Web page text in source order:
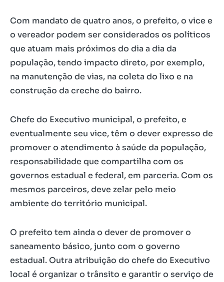
Com mandato de quatro anos, o prefeito, o vice e
o vereador podem ser considerados os políticos
que atuam mais próximos do dia a dia da
população, tendo impacto direto, por exemplo,
na manutenção de vias, na coleta do lixo e na
construção da creche do bairro.
Chefe do Executivo municipal, o prefeito, e
eventualmente seu vice, têm o dever expresso de
promover o atendimento à saúde da população,
responsabilidade que compartilha com os
governos estadual e federal, em parceria. Com os
mesmos parceiros, deve zelar pelo meio
ambiente do território municipal.
O prefeito tem ainda o dever de promover o
saneamento básico, junto com o governo
estadual. Outra atribuição do chefe do Executivo
local é organizar o trânsito e garantir o serviço de